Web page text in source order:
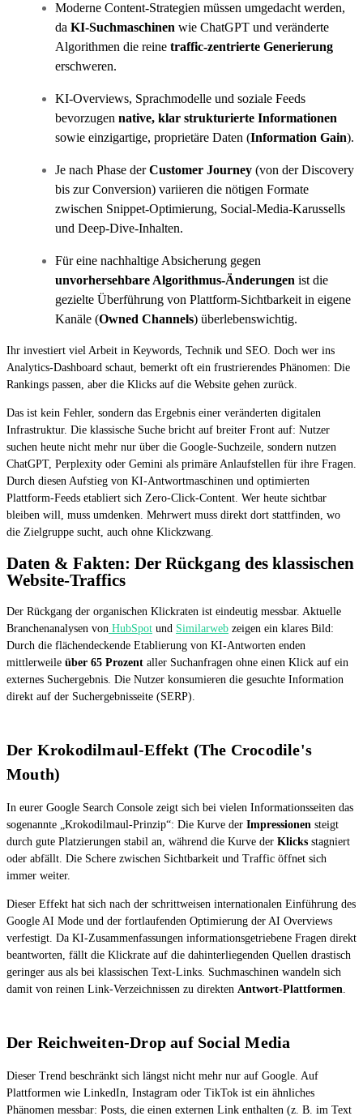
Moderne Content-Strategien müssen umgedacht werden,
da KI-Suchmaschinen wie ChatGPT und veränderte
Algorithmen die reine traffic-zentrierte Generierung
erschweren.
KI-Overviews, Sprachmodelle und soziale Feeds
bevorzugen native, klar strukturierte Informationen
sowie einzigartige, proprietäre Daten (Information Gain).
Je nach Phase derCustomer Journey (von der Discovery
bis zur Conversion) variieren die nötigen Formate
zwischen Snippet-Optimierung, Social-Media-Karussells
und Deep-Dive-Inhalten.
Für eine nachhaltige Absicherung gegen
unvorhersehbare Algorithmus-Änderungen ist die
gezielte Überführung von Plattform-Sichtbarkeit in eigene
Kanäle (Owned Channels) überlebenswichtig.
Ihr investiert viel Arbeit in Keywords, Technik und SEO. Doch wer ins
Analytics-Dashboard schaut, bemerkt oft ein frustrierendes Phänomen: Die
Rankings passen, aber die Klicks auf die Website gehen zurück.
Das ist kein Fehler, sondern das Ergebnis einer veränderten digitalen
Infrastruktur. Die klassische Suche bricht auf breiter Front auf: Nutzer
suchen heute nicht mehr nur über die Google-Suchzeile, sondern nutzen
ChatGPT, Perplexity oder Gemini als primäre Anlaufstellen für ihre Fragen.
Durch diesen Aufstieg von KI-Antwortmaschinen und optimierten
Plattform-Feeds etabliert sich Zero-Click-Content. Wer heute sichtbar
bleiben will, muss umdenken. Mehrwert muss direkt dort stattfinden, wo
die Zielgruppe sucht, auch ohne Klickzwang.
Daten & Fakten: Der Rückgang des klassischen
Website-Traffics
Der Rückgang der organischen Klickraten ist eindeutig messbar. Aktuelle
Branchenanalysen von HubSpot und Similarweb zeigen ein klares Bild:
Durch die flächendeckende Etablierung von KI-Antworten enden
mittlerweile über 65 Prozent aller Suchanfragen ohne einen Klick auf ein
externes Suchergebnis. Die Nutzer konsumieren die gesuchte Information
direkt auf der Suchergebnisseite (SERP).
Der Krokodilmaul-Effekt (The Crocodile's
Mouth)
In eurer Google Search Console zeigt sich bei vielen Informationsseiten das
sogenannte „Krokodilmaul-Prinzip“: Die Kurve der Impressionen steigt
durch gute Platzierungen stabil an, während die Kurve der Klicks stagniert
oder abfällt. Die Schere zwischen Sichtbarkeit und Traffic öffnet sich
immer weiter.
Dieser Effekt hat sich nach der schrittweisen internationalen Einführung des
Google AI Mode und der fortlaufenden Optimierung der AI Overviews
verfestigt. Da KI-Zusammenfassungen informationsgetriebene Fragen direkt
beantworten, fällt die Klickrate auf die dahinterliegenden Quellen drastisch
geringer aus als bei klassischen Text-Links. Suchmaschinen wandeln sich
damit von reinen Link-Verzeichnissen zu direkten Antwort-Plattformen.
Der Reichweiten-Drop auf Social Media
Dieser Trend beschränkt sich längst nicht mehr nur auf Google. Auf
Plattformen wie LinkedIn, Instagram oder TikTok ist ein ähnliches
Phänomen messbar: Posts, die einen externen Link enthalten (z. B. im Text